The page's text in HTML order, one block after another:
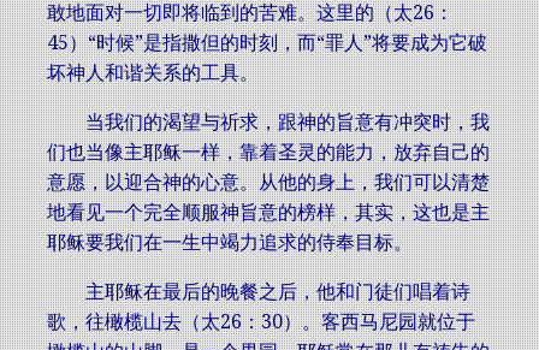
敢地面对一切即将临到的苦难。这里的（太26：
45）“时候”是指撒但的时刻，而“罪人”将要成为它破
坏神人和谐关系的工具。
当我们的渴望与祈求，跟神的旨意有冲突时，我
们也当像主耶稣一样，靠着圣灵的能力，放弃自己的
意愿，以迎合神的心意。从他的身上，我们可以清楚
地看见一个完全顺服神旨意的榜样，其实，这也是主
耶稣要我们在一生中竭力追求的侍奉目标。
主耶稣在最后的晚餐之后，他和门徒们唱着诗
歌，往橄榄山去（太26：30）。客西马尼园就位于